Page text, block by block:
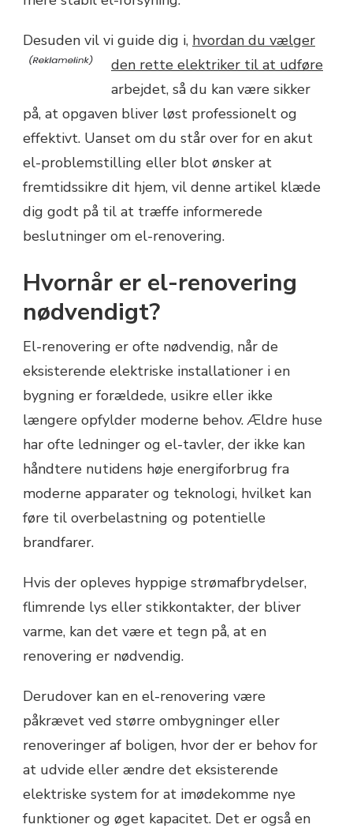
Desuden vil vi guide dig i, hvordan du vælger
den rette elektriker til at udføre
arbejdet, så du kan være sikker
på, at opgaven bliver løst professionelt og
effektivt. Uanset om du står over for en akut
el-problemstilling eller blot ønsker at
fremtidssikre dit hjem, vil denne artikel klæde
dig godt på til at træffe informerede
beslutninger om el-renovering.
Hvornår er el-renovering
nødvendigt?
El-renovering er ofte nødvendig, når de
eksisterende elektriske installationer i en
bygning er forældede, usikre eller ikke
længere opfylder moderne behov. Ældre huse
har ofte ledninger og el-tavler, der ikke kan
håndtere nutidens høje energiforbrug fra
moderne apparater og teknologi, hvilket kan
føre til overbelastning og potentielle
brandfarer.
Hvis der opleves hyppige strømafbrydelser,
flimrende lys eller stikkontakter, der bliver
varme, kan det være et tegn på, at en
renovering er nødvendig.
Derudover kan en el-renovering være
påkrævet ved større ombygninger eller
renoveringer af boligen, hvor der er behov for
at udvide eller ændre det eksisterende
elektriske system for at imødekomme nye
funktioner og øget kapacitet. Det er også en